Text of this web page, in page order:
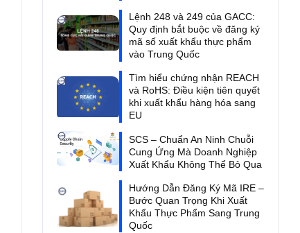
Lệnh 248 và 249 của GACC:
Quy định bắt buộc về đăng ký
mã số xuất khẩu thực phẩm
vào Trung Quốc
Tìm hiểu chứng nhận REACH
và RoHS: Điều kiện tiên quyết
khi xuất khẩu hàng hóa sang
EU
SCS – Chuẩn An Ninh Chuỗi
Cung Ứng Mà Doanh Nghiệp
Xuất Khẩu Không Thể Bỏ Qua
Hướng Dẫn Đăng Ký Mã IRE –
Bước Quan Trọng Khi Xuất
Khẩu Thực Phẩm Sang Trung
Quốc